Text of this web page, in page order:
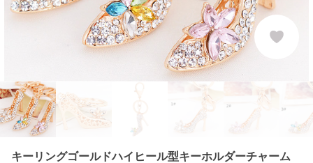
キーリングゴールドハイヒール型キーホルダーチャーム